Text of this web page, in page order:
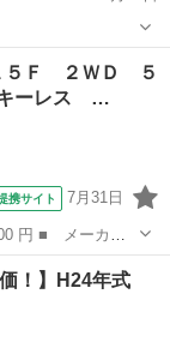
index.html?
ポー...５Ｆ ２ＷＤ ５
ーレス …
携サイト 7月31日
レード名： １
オートライ
！】H24年式